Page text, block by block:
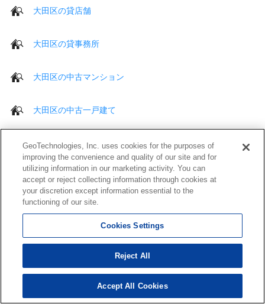
大田区の貸店舗
大田区の貸事務所
大田区の中古マンション
大田区の中古一戸建て
大田区の売り土地
大田区の売り店舗
大田区の売り事務所
大田区の売りビル・ 一棟売マンション等
GeoTechnologies, Inc. uses cookies for the purposes of
improving the convenience and quality of our site and for
utilizing information in our marketing activity. You can
accept or reject collecting information through cookies at
your discretion except information essential to the
functioning of our site.
Cookies Settings
Reject All
Accept All Cookies